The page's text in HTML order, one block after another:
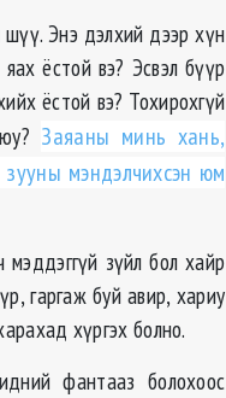
шүү. Энэ дэлхий дээр хүн
ёстой вэ? Эсвэл бүүр
ёстой вэ? Тохирохгүй
Заяаны минь хань,
мэндэлчихсэн юм
зүйл бол хайр
гаргаж буй авир, хариу
хүргэх болно.
фантааз болохоос